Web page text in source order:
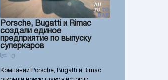
Porsche, Bugatti и Rimac
создали единое
предприятие по выпуску
суперкаров
0
Компании Porsche, Bugatti и Rimac